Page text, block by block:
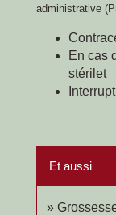
administrative
En cas
stérilet
Et aussi